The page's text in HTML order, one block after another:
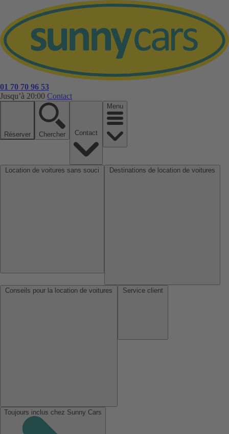
01 70 70 96 53
Jusqu’à 20:00 Contact
Réserver Chercher
Menu
Toujours inclus chez Sunny Cars